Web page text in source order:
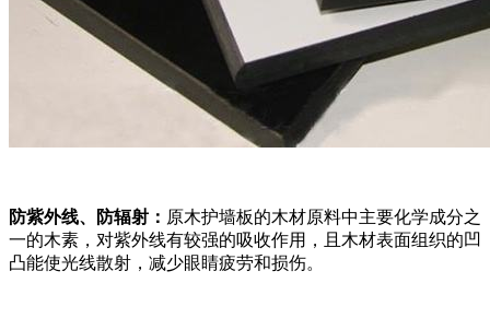
防紫外线、防辐射： 原木护墙板的木材原料中主要化学成分之
一的木素，对紫外线有较强的吸收作用，且木材表面组织的凹
凸能使光线散射，减少眼睛疲劳和损伤。